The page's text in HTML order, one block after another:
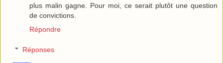
plus malin gagne. Pour moi, ce serait plutôt une question
de convictions.
Répondre
Réponses